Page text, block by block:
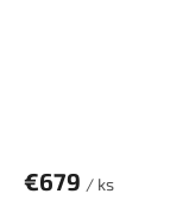
€679 / ks